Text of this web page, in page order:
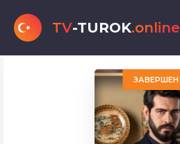
TV-TUROK.online
ЗАВЕРШЕН